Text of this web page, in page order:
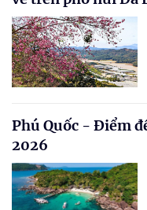
Phú Quốc - Điểm
2026